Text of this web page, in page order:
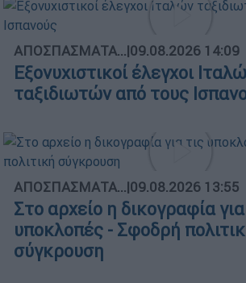
ΑΠΟΣΠΑΣΜΑΤΑ...|09.08.2026 14:09
Εξονυχιστικοί έλεγχοι
ταξιδιωτών από τους
ΑΠΟΣΠΑΣΜΑΤΑ...|09.08.2026 13:55
Στο αρχείο η δικογραφία για
υποκλοπές - Σφοδρή
σύγκρουση